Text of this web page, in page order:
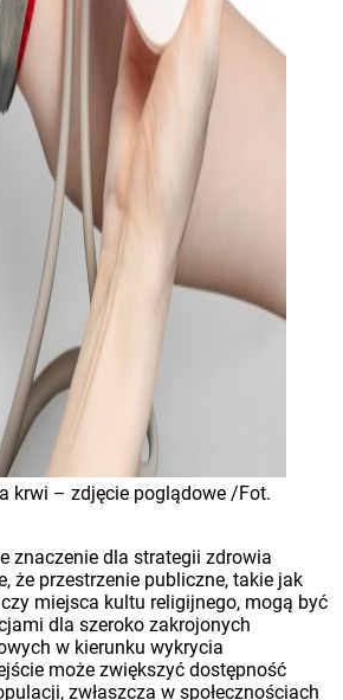
krwi – zdjęcie poglądowe /Fot.
znaczenie dla strategii zdrowia
że przestrzenie publiczne, takie jak
miejsca kultu religijnego, mogą być
dla szeroko zakrojonych
w kierunku wykrycia
może zwiększyć dostępność
zwłaszcza w społecznościach